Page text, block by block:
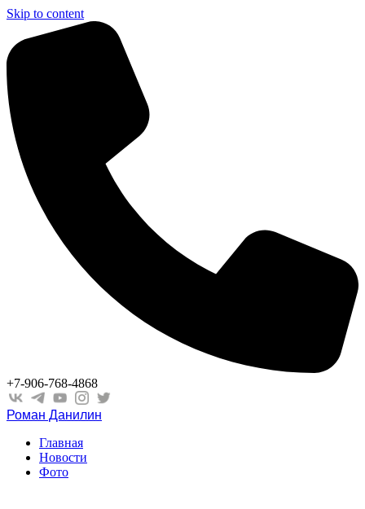
Skip to content
+7-906-768-4868
Роман Данилин
Главная
Новости
Фото